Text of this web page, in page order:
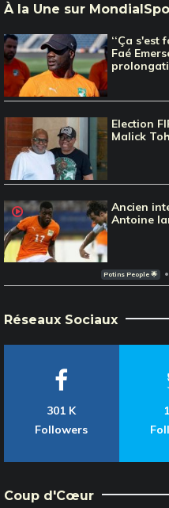
À la Une sur
‘‘Ça
Faé
Election
Malick
Ancien
Antoine
Potins People 🌟
Réseaux Sociaux
301 K
Followers
Coup d'Cœur